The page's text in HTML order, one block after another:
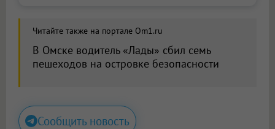
Читайте также на портале Om1.ru
В Омске водитель «Лады» сбил семь
пешеходов на островке безопасности
Сообщить новость